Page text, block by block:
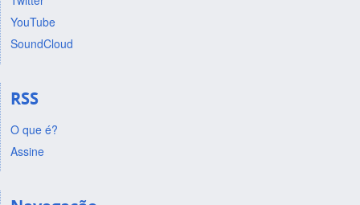
YouTube
SoundCloud
RSS
O que é?
Assine